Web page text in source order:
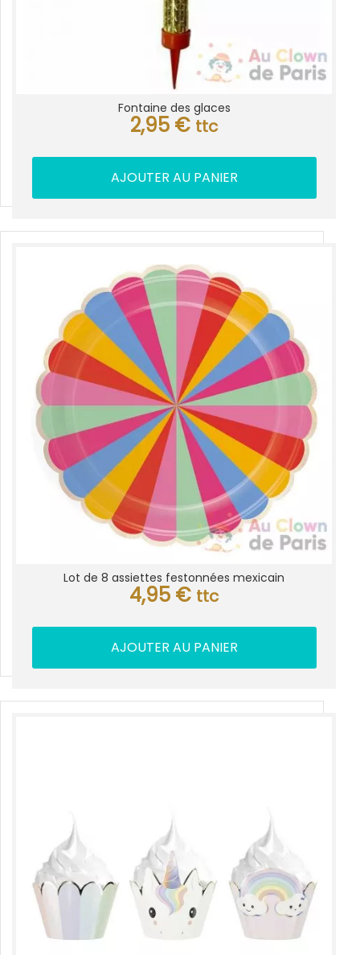
Fontaine des glaces
2,95 € ttc
AJOUTER AU PANIER
Lot de 8 assiettes festonnées mexicain
4,95 € ttc
AJOUTER AU PANIER